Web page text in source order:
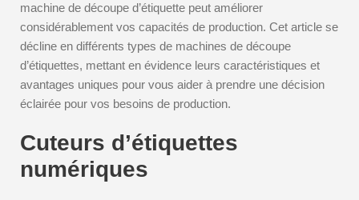
machine de découpe d’étiquette peut améliorer
considérablement vos capacités de production. Cet article se
décline en différents types de machines de découpe
d’étiquettes, mettant en évidence leurs caractéristiques et
avantages uniques pour vous aider à prendre une décision
éclairée pour vos besoins de production.
Cuteurs d’étiquettes
numériques